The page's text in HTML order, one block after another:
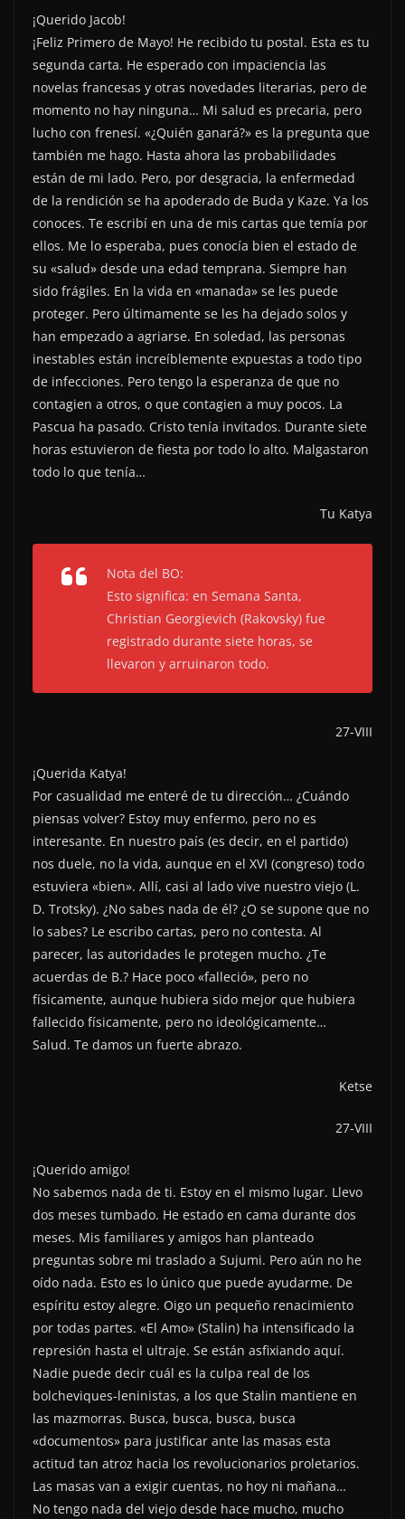
¡Querido Jacob!
¡Feliz Primero de Mayo! He recibido tu postal. Esta es tu
segunda carta. He esperado con impaciencia las
novelas francesas y otras novedades literarias, pero de
momento no hay ninguna… Mi salud es precaria, pero
lucho con frenesí. «¿Quién ganará?» es la pregunta que
también me hago. Hasta ahora las probabilidades
están de mi lado. Pero, por desgracia, la enfermedad
de la rendición se ha apoderado de Buda y Kaze. Ya los
conoces. Te escribí en una de mis cartas que temía por
ellos. Me lo esperaba, pues conocía bien el estado de
su «salud» desde una edad temprana. Siempre han
sido frágiles. En la vida en «manada» se les puede
proteger. Pero últimamente se les ha dejado solos y
han empezado a agriarse. En soledad, las personas
inestables están increíblemente expuestas a todo tipo
de infecciones. Pero tengo la esperanza de que no
contagien a otros, o que contagien a muy pocos. La
Pascua ha pasado. Cristo tenía invitados. Durante siete
horas estuvieron de fiesta por todo lo alto. Malgastaron
todo lo que tenía…
Tu Katya
Nota del BO:
Esto significa: en Semana Santa,
Christian Georgievich (Rakovsky) fue
registrado durante siete horas, se
llevaron y arruinaron todo.
27-VIII
¡Querida Katya!
Por casualidad me enteré de tu dirección… ¿Cuándo
piensas volver? Estoy muy enfermo, pero no es
interesante. En nuestro país (es decir, en el partido)
nos duele, no la vida, aunque en el XVI (congreso) todo
estuviera «bien». Allí, casi al lado vive nuestro viejo (L.
D. Trotsky). ¿No sabes nada de él? ¿O se supone que no
lo sabes? Le escribo cartas, pero no contesta. Al
parecer, las autoridades le protegen mucho. ¿Te
acuerdas de B.? Hace poco «falleció», pero no
físicamente, aunque hubiera sido mejor que hubiera
fallecido físicamente, pero no ideológicamente…
Salud. Te damos un fuerte abrazo.
Ketse
27-VIII
¡Querido amigo!
No sabemos nada de ti. Estoy en el mismo lugar. Llevo
dos meses tumbado. He estado en cama durante dos
meses. Mis familiares y amigos han planteado
preguntas sobre mi traslado a Sujumi. Pero aún no he
oído nada. Esto es lo único que puede ayudarme. De
espíritu estoy alegre. Oigo un pequeño renacimiento
por todas partes. «El Amo» (Stalin) ha intensificado la
represión hasta el ultraje. Se están asfixiando aquí.
Nadie puede decir cuál es la culpa real de los
bolcheviques-leninistas, a los que Stalin mantiene en
las mazmorras. Busca, busca, busca, busca
«documentos» para justificar ante las masas esta
actitud tan atroz hacia los revolucionarios proletarios.
Las masas van a exigir cuentas, no hoy ni mañana…
No tengo nada del viejo desde hace mucho, mucho